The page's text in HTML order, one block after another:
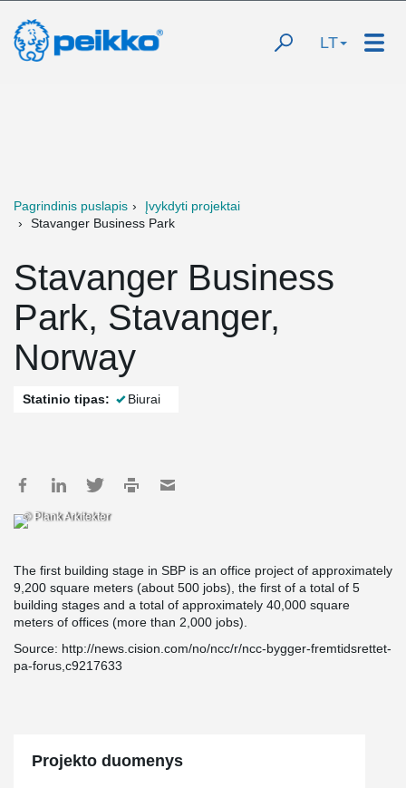
LT
Pagrindinis puslapis
Įvykdyti projektai
Stavanger Business Park
Stavanger Business
Park, Stavanger,
Norway
Statinio tipas: Biurai
© Plank Arkitekter
The first building stage in SBP is an office project of approximately
9,200 square meters (about 500 jobs), the first of a total of 5
building stages and a total of approximately 40,000 square
meters of offices (more than 2,000 jobs).
Source: http://news.cision.com/no/ncc/r/ncc-bygger-fremtidsrettet-
pa-forus,c9217633
Projekto duomenys